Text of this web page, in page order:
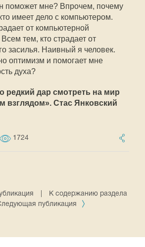
поможет мне? Впрочем, почему
имеет дело с компьютером.
от компьютерной
тем, кто страдает от
засилья. Наивный я человек.
оптимизм и помогает мне
духа?
редкий дар смотреть на мир
взглядом». Стас Янковский
1724
К содержанию раздела
публикация